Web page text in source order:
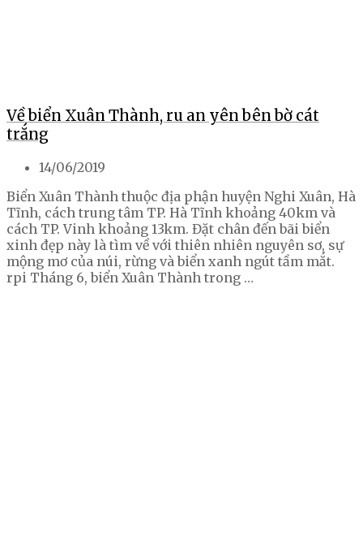
Về biển Xuân Thành, ru an yên bên bờ cát
trắng
14/06/2019
Biển Xuân Thành thuộc địa phận huyện Nghi Xuân, Hà
Tĩnh, cách trung tâm TP. Hà Tĩnh khoảng 40km và
cách TP. Vinh khoảng 13km. Đặt chân đến bãi biển
xinh đẹp này là tìm về với thiên nhiên nguyên sơ, sự
mộng mơ của núi, rừng và biển xanh ngút tầm mắt.
rpi Tháng 6, biển Xuân Thành trong …